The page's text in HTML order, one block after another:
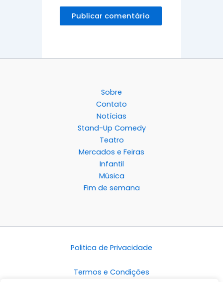
Sobre
Contato
Notícias
Stand-Up Comedy
Teatro
Mercados e Feiras
Infantil
Música
Fim de semana
Politica de Privacidade
Termos e Condições